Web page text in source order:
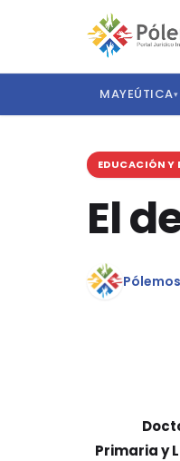
MAYEÚTICA▾
EDUCACIÓN Y
El
Pólemos
Primaria y